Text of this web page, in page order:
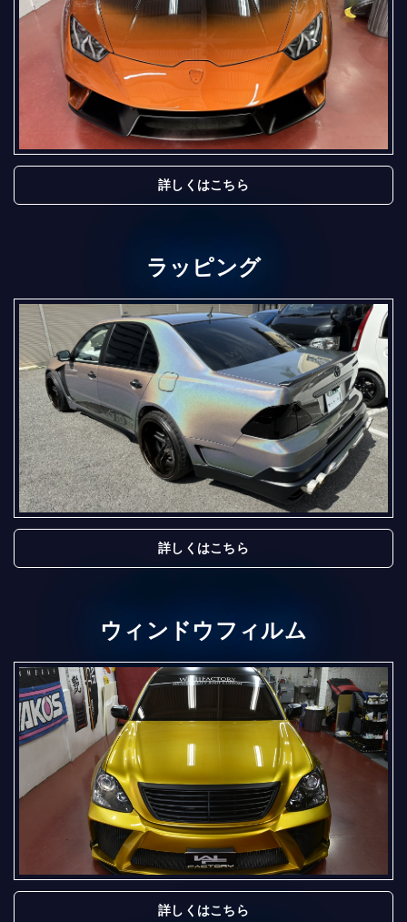
詳しくはこちら
ラッピング
詳しくはこちら
ウィンドウフィルム
詳しくはこちら